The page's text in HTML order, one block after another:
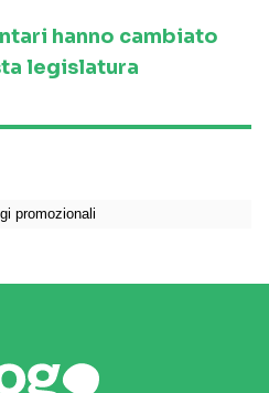
hanno cambiato
legislatura